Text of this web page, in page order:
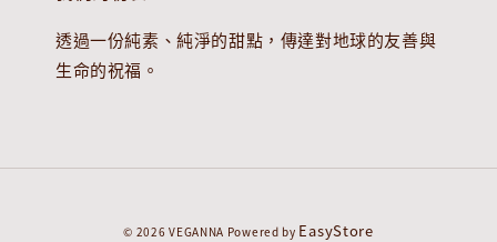
透過一份純素、純淨的甜點，傳達對地球的友善與
生命的祝福。
© 2026 VEGANNA Powered by EasyStore